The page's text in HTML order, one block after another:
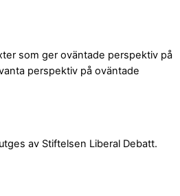
som ger oväntade perspektiv på
perspektiv på oväntade
av Stiftelsen Liberal Debatt.